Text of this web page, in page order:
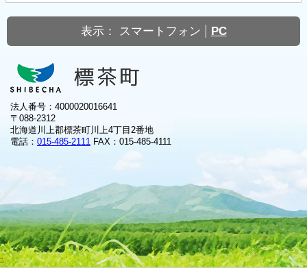
表示： スマートフォン PC
法人番号：4000020016641
〒088-2312
北海道川上郡標茶町川上4丁目2番地
電話： 015-485-2111 FAX：015-485-4111